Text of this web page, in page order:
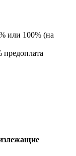
или 100% (на